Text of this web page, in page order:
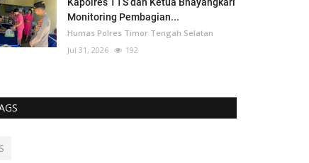
Monitoring Pembagian...
Humas Polres Timor Tengah Selatan
Jul 31, 2026
192